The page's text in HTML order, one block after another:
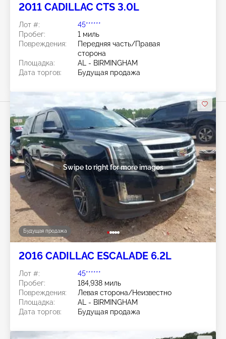
2011 CADILLAC CTS 3.0L
Лот #:
45******
Пробег:
1 миль
Повреждения:
Передняя часть/Правая
сторона
Площадка:
AL - BIRMINGHAM
Дата торгов:
Будущая продажа
Будущая продажа
Swipe to right for more images
2016 CADILLAC ESCALADE 6.2L
Лот #:
45******
Пробег:
184,938 миль
Повреждения:
Левая сторона/Неизвестно
Площадка:
AL - BIRMINGHAM
Дата торгов:
Будущая продажа